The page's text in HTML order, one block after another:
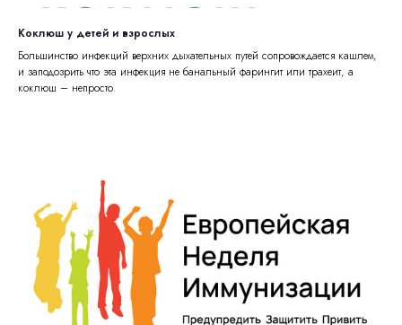
Коклюш у детей и взрослых
Большинство инфекций верхних дыхательных путей сопровождается кашлем,
и заподозрить что эта инфекция не банальный фарингит или трахеит, а
коклюш – непросто.